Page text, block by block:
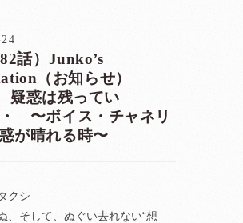
話）Junko’s
（お知らせ）
惑は残ってい
〜ボイス・チャネリ
が晴れる時〜
クシ
、そして、ぬぐい去れない“想